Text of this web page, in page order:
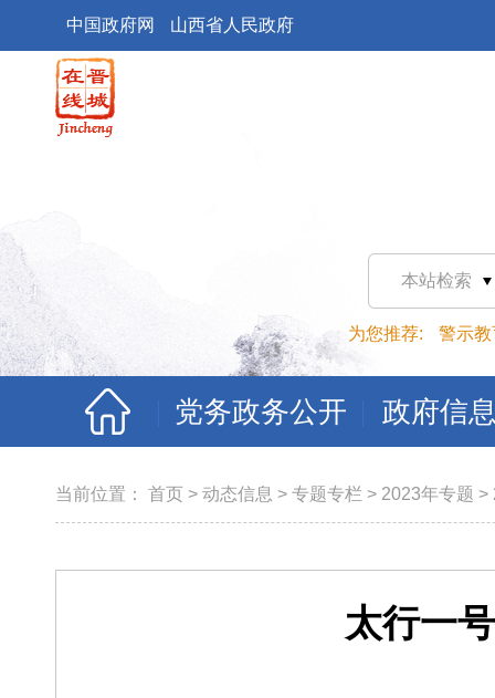
中国政府网 山西省人民政府
本站检索
为您推荐: 警示教
党务政务公开 政府信
当前位置： 首页 > 动态信息 > 专题专栏 > 2023年专题 >
太行一